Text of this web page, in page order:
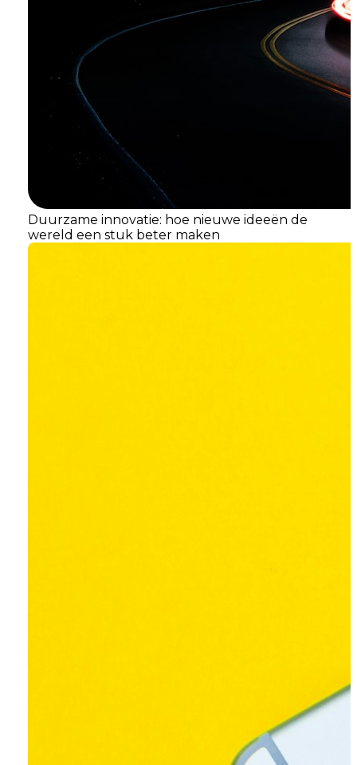
Duurzame innovatie: hoe nieuwe ideeën de
wereld een stuk beter maken